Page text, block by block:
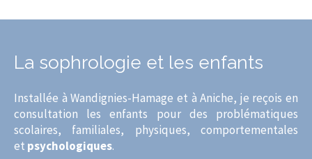
La sophrologie et les enfants
Installée à Wandignies-Hamage et à Aniche, je reçois en
consultation les enfants pour des problématiques
scolaires, familiales, physiques, comportementales
et psychologiques.